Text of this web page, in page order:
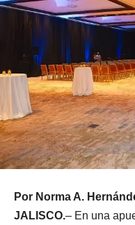
Por Norma A.
JALISCO.– En una